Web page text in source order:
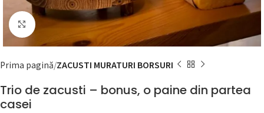
Mareste fotografie
Prima pagină ZACUSTI MURATURI BORSURI
Trio de zacusti – bonus, o paine din partea
casei